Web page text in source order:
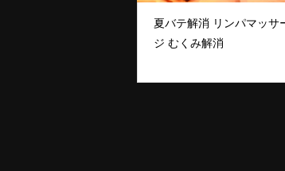
夏バテ解消 リンパマッサー
ジ むくみ解消